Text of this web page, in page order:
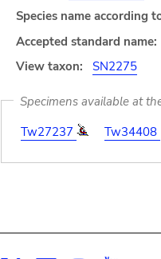
Species name according
Accepted standard name:
View taxon:
SN2275
Specimens available at
Tw27237
Tw34408